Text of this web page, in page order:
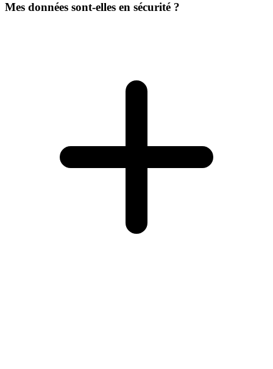
Mes données sont-elles en sécurité ?